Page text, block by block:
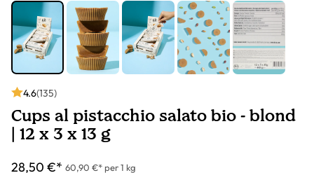
4.6(135)
Cups al pistacchio salato bio - blond
| 12 x 3 x 13 g
28,50 €* 60,90 €* per 1 kg